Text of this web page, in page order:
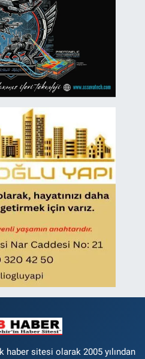
haber sitesi olarak 2005 yılından